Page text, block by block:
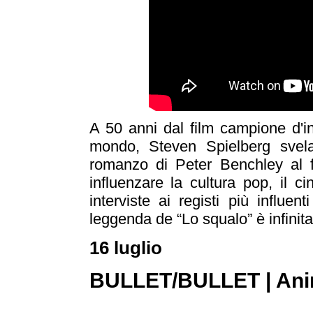
A 50 anni dal film campione
mondo, Steven Spielberg
romanzo di Peter Benchley al
influenzare la cultura pop, il
interviste ai registi più
leggenda de “Lo squalo” è
16 luglio
BULLET/BULLET |